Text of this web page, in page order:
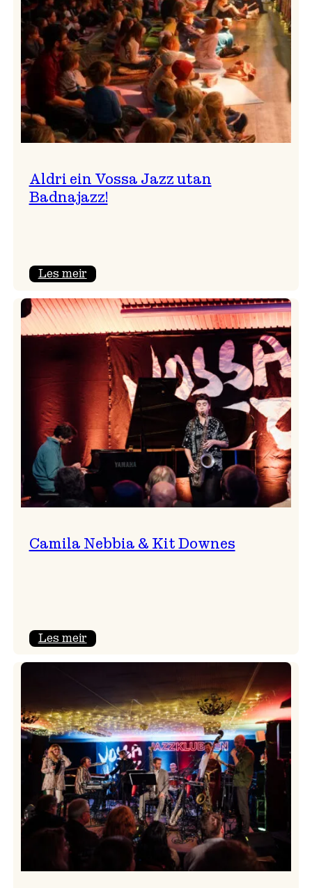
Aldri ein Vossa Jazz utan
Badnajazz!
Les meir:
ein
Vossa
Jazz
utan
Badnajazz!
Camila Nebbia & Kit Downes
Les meir:
&
Kit
Downes